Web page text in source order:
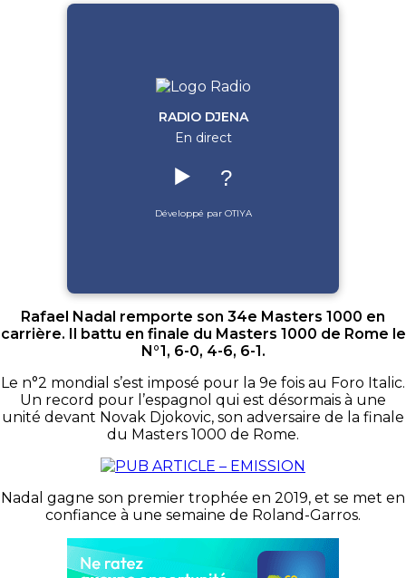
RADIO DJENA
En direct
▶️ ?
Développé par OTIYA
Rafael Nadal remporte son 34e Masters 1000 en
carrière. Il battu en finale du Masters 1000 de Rome le
N°1, 6-0, 4-6, 6-1.
Le n°2 mondial s’est imposé pour la 9e fois au Foro Italic.
Un record pour l’espagnol qui est désormais à une
unité devant Novak Djokovic, son adversaire de la finale
du Masters 1000 de Rome.
Nadal gagne son premier trophée en 2019, et se met en
confiance à une semaine de Roland-Garros.